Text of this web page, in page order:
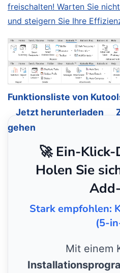
freischalten! Warten Sie
und steigern Sie Ihre
Funktionsliste von
Jetzt herunterladen
gehen
🚀 Ein-
Holen Sie
Stark empfohlen:
(5-
Mit einem